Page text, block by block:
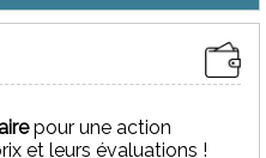
pour une action
et leurs évaluations !